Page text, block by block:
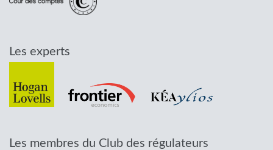
Les experts
Les membres du Club des régulateurs